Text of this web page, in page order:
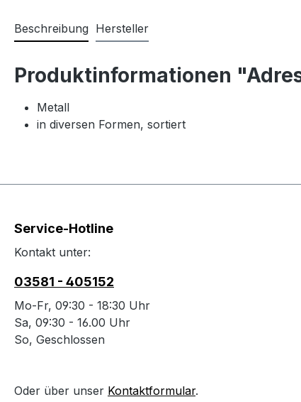
Beschreibung Hersteller
Produktinformationen
Metall
in diversen Formen, sortiert
Service-Hotline
Kontakt unter:
03581 - 405152
Mo-Fr, 09:30 - 18:30 Uhr
Sa, 09:30 - 16.00 Uhr
So, Geschlossen
Oder über unser Kontaktformular.